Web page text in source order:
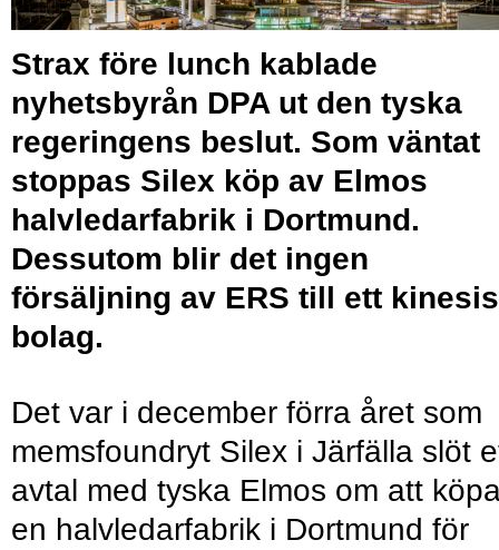
Strax före lunch kablade
nyhetsbyrån DPA ut den tyska
regeringens beslut. Som väntat
stoppas Silex köp av Elmos
halvledarfabrik i Dortmund.
Dessutom blir det ingen
försäljning av ERS till ett
bolag.
Det var i december förra året som
memsfoundryt Silex i Järfälla slöt
avtal med tyska Elmos om att
en halvledarfabrik i Dortmund för